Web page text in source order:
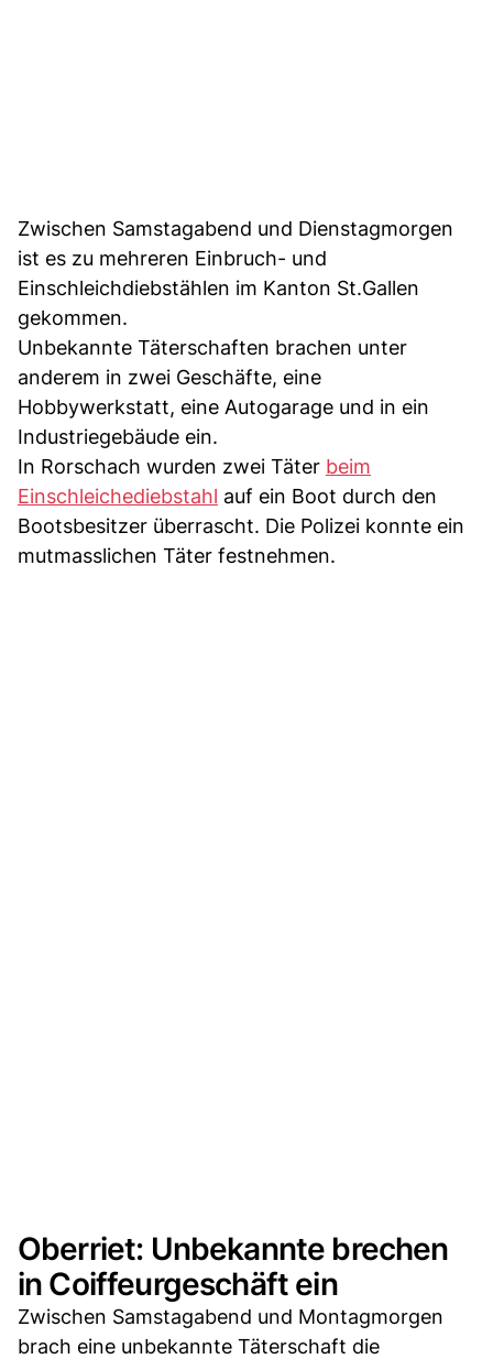
Zwischen Samstagabend und Dienstagmorgen
ist es zu mehreren Einbruch- und
Einschleichdiebstählen im Kanton St.Gallen
gekommen.
Unbekannte Täterschaften brachen unter
anderem in zwei Geschäfte, eine
Hobbywerkstatt, eine Autogarage und in ein
Industriegebäude ein.
In Rorschach wurden zwei Täter beim
Einschleichediebstahl auf ein Boot durch den
Bootsbesitzer überrascht. Die Polizei konnte ein
mutmasslichen Täter festnehmen.
Oberriet: Unbekannte brechen
in Coiffeurgeschäft ein
Zwischen Samstagabend und Montagmorgen
brach eine unbekannte Täterschaft die